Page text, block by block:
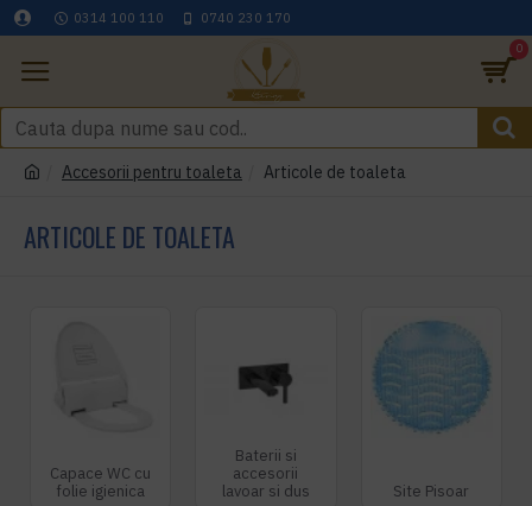
0314 100 110 0740 230 170
0
Accesorii pentru toaleta Articole de toaleta
ARTICOLE DE TOALETA
Capace WC cu
folie igienica
Baterii si
accesorii
lavoar si dus
Site Pisoar